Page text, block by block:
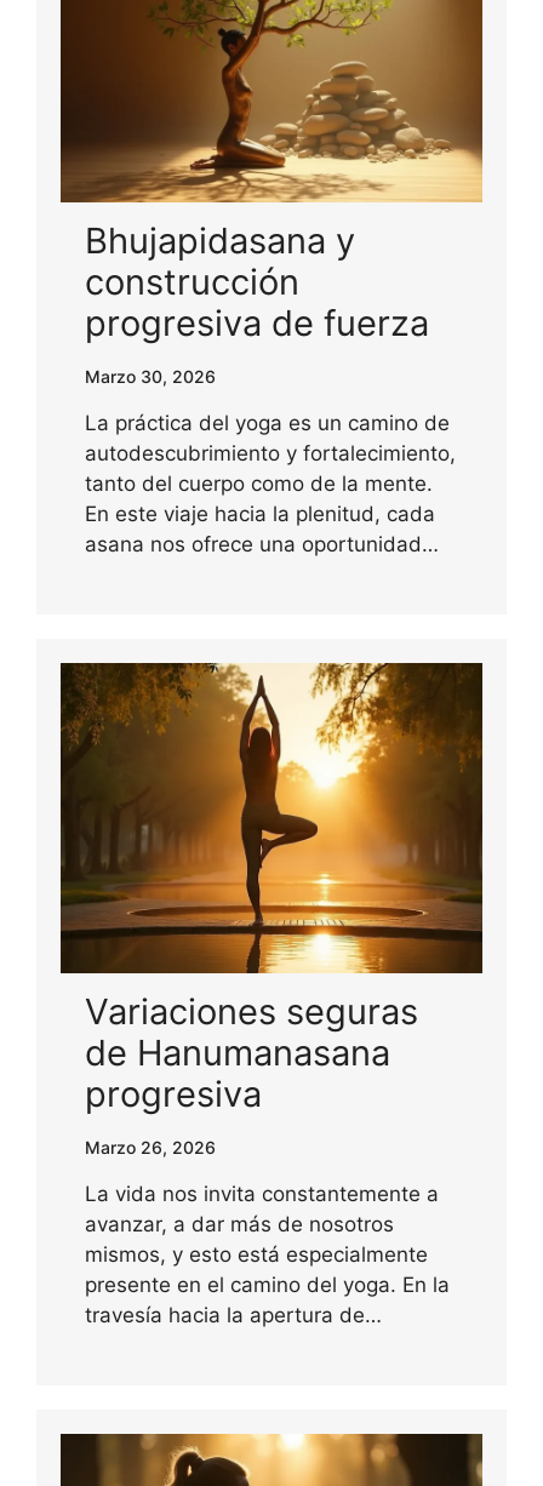
Bhujapidasana y
construcción
progresiva de fuerza
Marzo 30, 2026
La práctica del yoga es un camino de
autodescubrimiento y fortalecimiento,
tanto del cuerpo como de la mente.
En este viaje hacia la plenitud, cada
asana nos ofrece una oportunidad…
Variaciones seguras
de Hanumanasana
progresiva
Marzo 26, 2026
La vida nos invita constantemente a
avanzar, a dar más de nosotros
mismos, y esto está especialmente
presente en el camino del yoga. En la
travesía hacia la apertura de…